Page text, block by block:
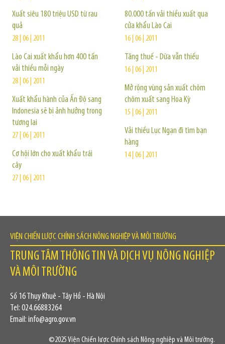
Xuất siêu 180 triệu USD từ rau
quả
28 | 06 | 2011
Lào Cai xuất khẩu hơn 400 tấn
vải thiều mỗi ngày
28 | 06 | 2011
Xuất khẩu hành của Ấn Độ sang
Indonesia sẽ bị ảnh hưởng trong
tương lai
27 | 06 | 2011
Cơ hội lớn cho xuất khẩu trái
cây
27 | 06 | 2011
80.000 tấn vải thiều xuất qua
cửa khẩu Lào Cai
16 | 06 | 2011
Tăng thuế - Dừa vẫn thiếu
16 | 06 | 2011
Mở rộng vùng sản xuất chôm
chôm xuất sang Hoa Kỳ
15 | 06 | 2011
Vải thiều Lục Ngạn đi tìm bạn
hàng
14 | 06 | 2011
VIỆN CHIẾN LƯỢC CHÍNH SÁCH NÔNG NGHIỆP VÀ MÔI TRƯỜNG
TRUNG TÂM THÔNG TIN VÀ DỊCH VỤ NÔNG NGHIỆP
VÀ MÔI TRƯỜNG
Số 16 Thụy Khuê - Tây Hồ - Hà Nội
Tel: 024.66883264
Email: info@agro.gov.vn
©2025 Viện Chiến lược Chính sách Nông nghiệp và Môi trường.